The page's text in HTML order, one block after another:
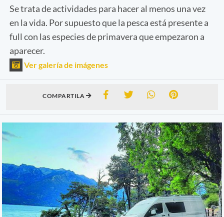
Se trata de actividades para hacer al menos una vez
en la vida. Por supuesto que la pesca está presente a
full con las especies de primavera que empezaron a
aparecer.
Ver galería de imágenes
COMPARTILA